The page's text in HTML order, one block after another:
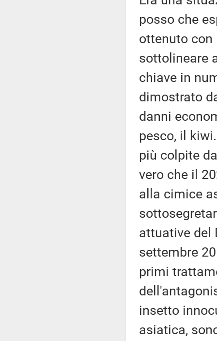
posso che
ottenuto con
sottolineare
chiave in
dimostrato
danni
pesco, il
più colpite
vero che il
alla cimice
attuative del
settembre
primi
insetto
asiatica,